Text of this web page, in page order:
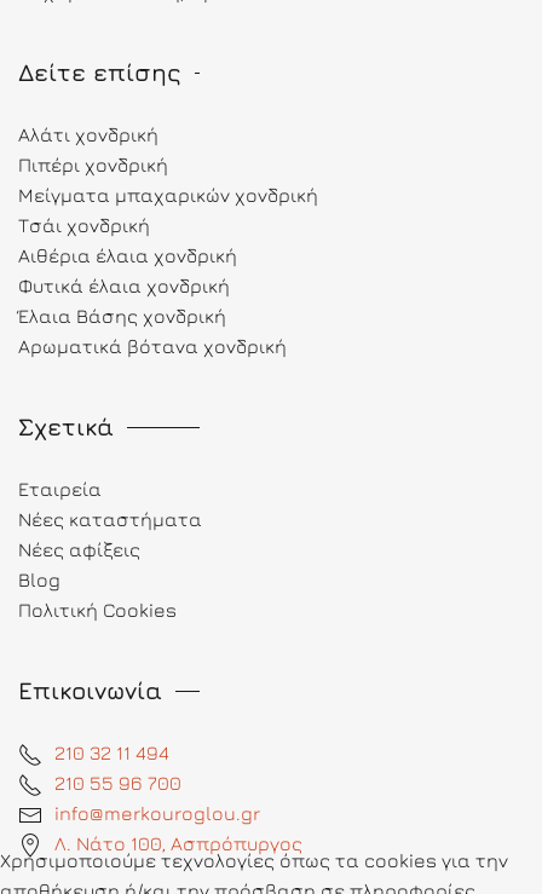
Δείτε επίσης
Αλάτι χονδρική
Πιπέρι χονδρική
Μείγματα μπαχαρικών χονδρική
Τσάι χονδρική
Αιθέρια έλαια χονδρική
Φυτικά έλαια χονδρική
Έλαια Βάσης χονδρική
Αρωματικά βότανα χονδρική
Σχετικά
Εταιρεία
Νέες καταστήματα
Νέες αφίξεις
Blog
Πολιτική Cookies
Επικοινωνία
210 32 11 494
210 55 96 700
info@merkouroglou.gr
Λ. Νάτο 100, Ασπρόπυργος
Χρησιμοποιούμε τεχνολογίες όπως τα cookies για την